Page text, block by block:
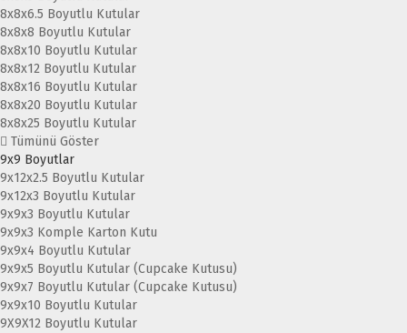
8x8x6.5 Boyutlu Kutular
8x8x8 Boyutlu Kutular
8x8x10 Boyutlu Kutular
8x8x12 Boyutlu Kutular
8x8x16 Boyutlu Kutular
8x8x20 Boyutlu Kutular
8x8x25 Boyutlu Kutular
Tümünü Göster
9x9 Boyutlar
9x12x2.5 Boyutlu Kutular
9x12x3 Boyutlu Kutular
9x9x3 Boyutlu Kutular
9x9x3 Komple Karton Kutu
9x9x4 Boyutlu Kutular
9x9x5 Boyutlu Kutular (Cupcake Kutusu)
9x9x7 Boyutlu Kutular (Cupcake Kutusu)
9x9x10 Boyutlu Kutular
9X9X12 Boyutlu Kutular